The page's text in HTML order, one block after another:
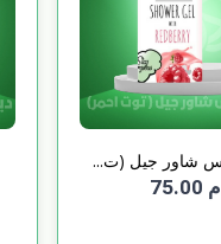
شاور جيل (ت...